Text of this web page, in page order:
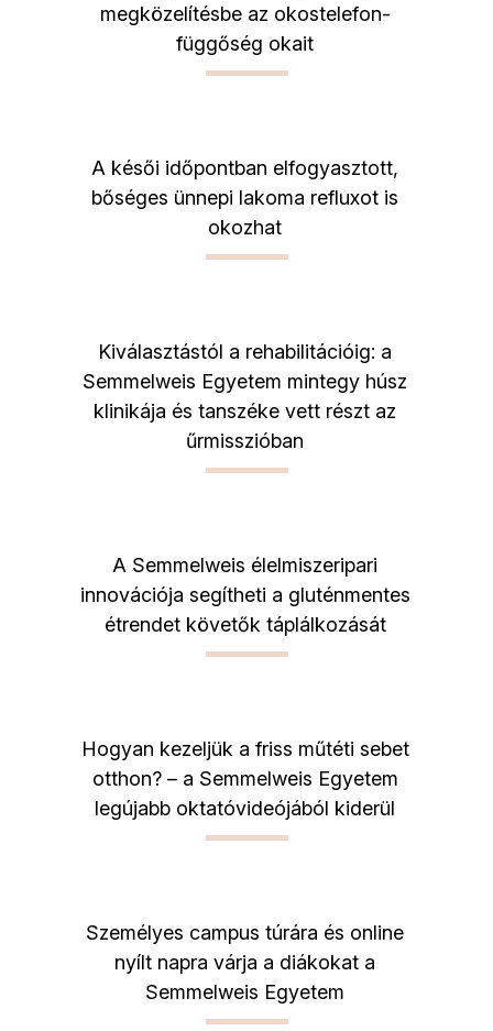
megközelítésbe az okostelefon-
függőség okait
A késői időpontban elfogyasztott,
bőséges ünnepi lakoma refluxot is
okozhat
Kiválasztástól a rehabilitációig: a
Semmelweis Egyetem mintegy húsz
klinikája és tanszéke vett részt az
űrmisszióban
A Semmelweis élelmiszeripari
innovációja segítheti a gluténmentes
étrendet követők táplálkozását
Hogyan kezeljük a friss műtéti sebet
otthon? – a Semmelweis Egyetem
legújabb oktatóvideójából kiderül
Személyes campus túrára és online
nyílt napra várja a diákokat a
Semmelweis Egyetem